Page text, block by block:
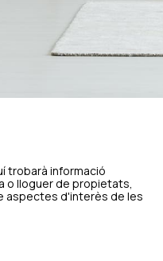
trobarà informació
o lloguer de propietats,
aspectes d'interès de les